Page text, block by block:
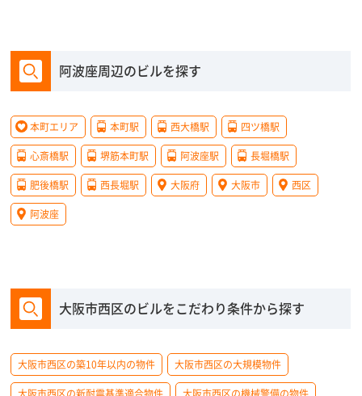
阿波座周辺のビルを探す
本町エリア 本町駅 西大橋駅 四ツ橋駅
心斎橋駅 堺筋本町駅 阿波座駅 長堀橋駅
肥後橋駅 西長堀駅 大阪府 大阪市 西区
阿波座
大阪市西区のビルをこだわり条件から探す
大阪市西区の築10年以内の物件 大阪市西区の大規模物件